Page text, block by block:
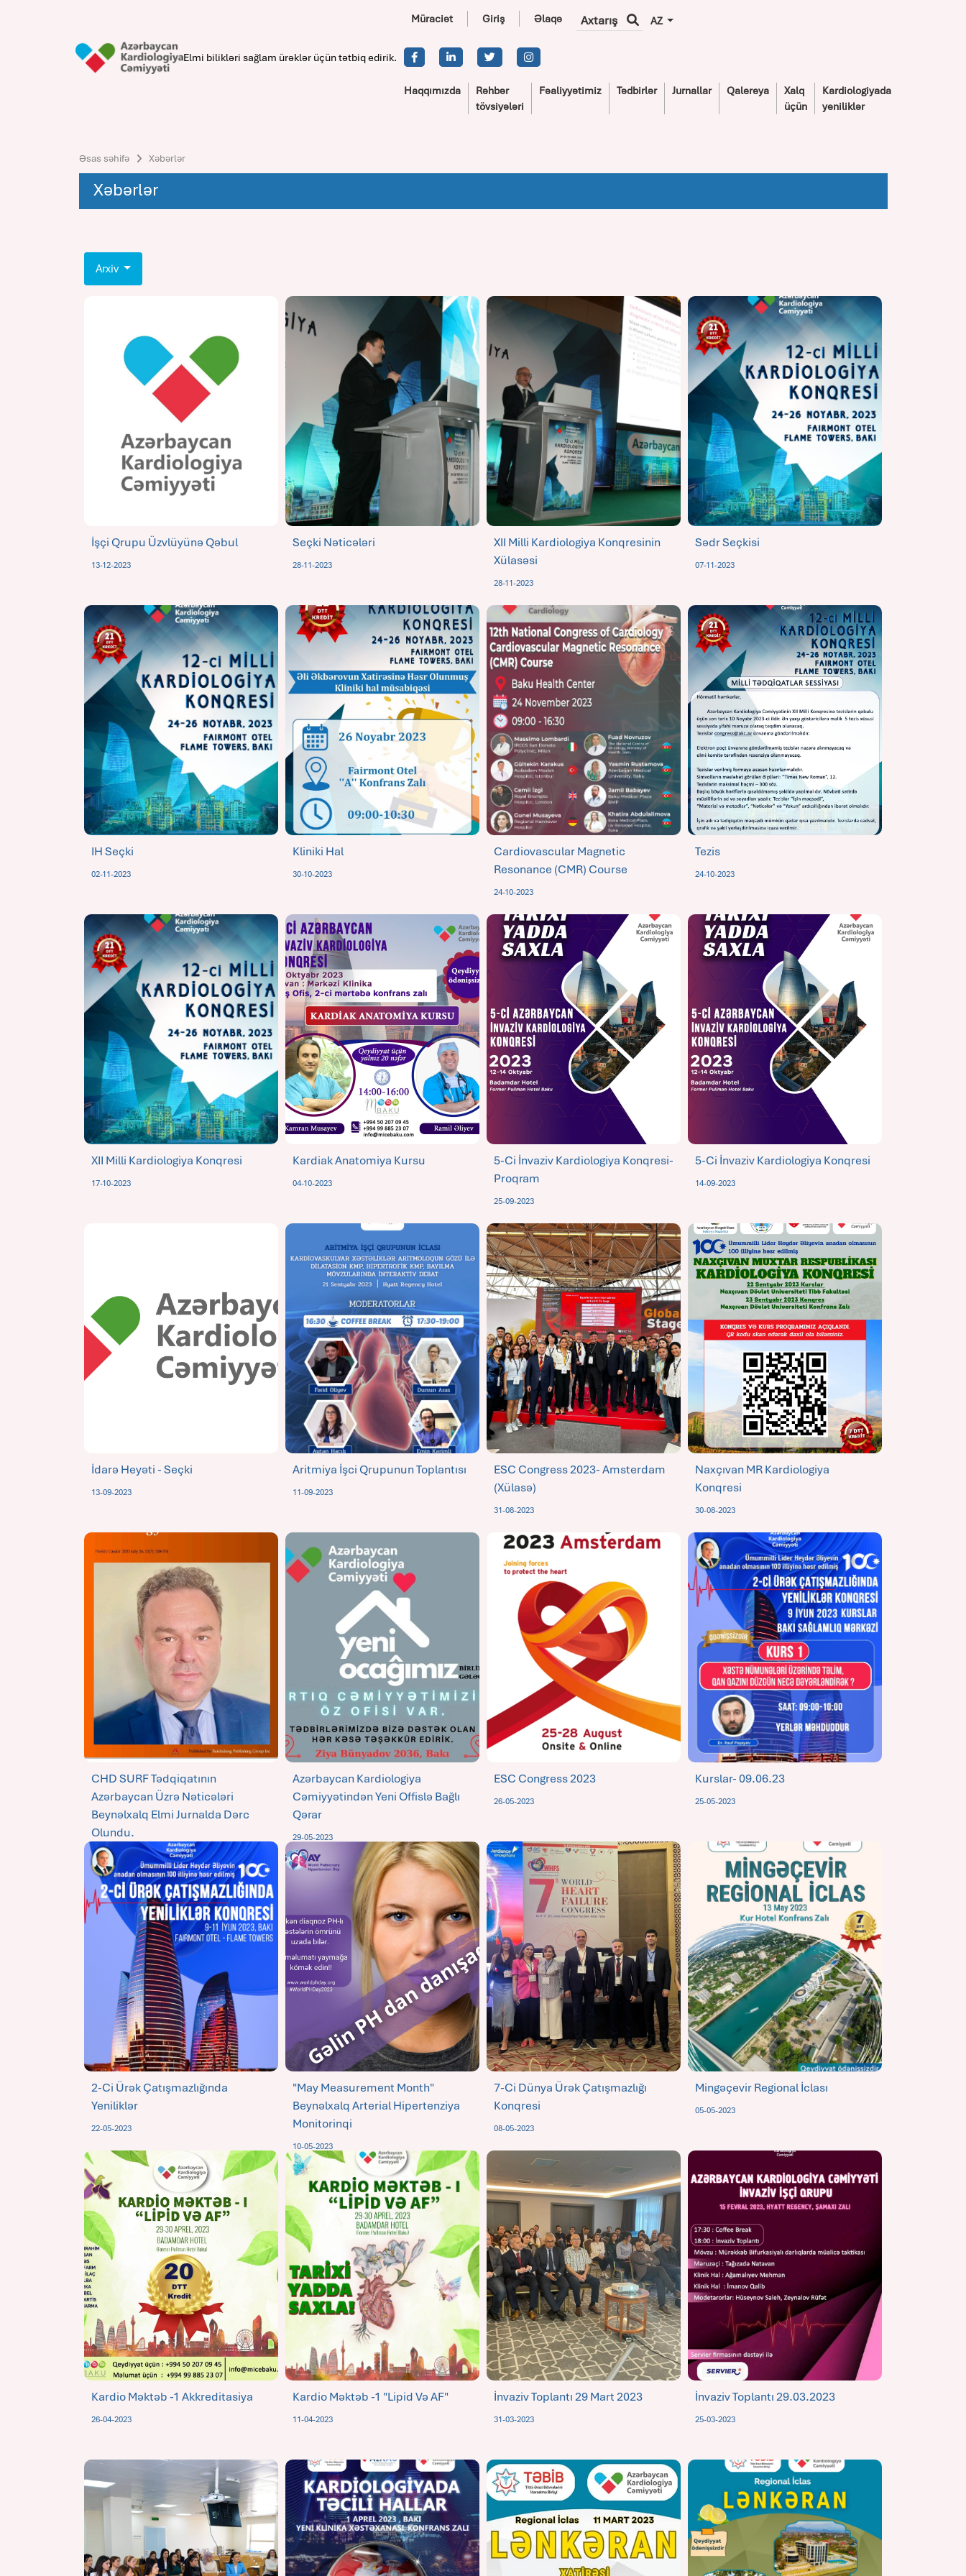
Elmi bilikləri sağlam ürəklər üçün tətbiq edirik.
Müraciət Giriş Əlaqə Axtarış AZ
Haqqımızda
Rəhbər
tövsiyələri
Fəaliyyətimiz Tədbirlər Jurnallar Qalereya
Xalq
üçün
Kardiologiyada
yeniliklər
Əsas səhifə Xəbərlər
Xəbərlər
Arxiv
İşçi Qrupu Üzvlüyünə Qəbul
13-12-2023
Seçki Nəticələri
28-11-2023
XII Milli Kardiologiya Konqresinin
Xülasəsi
28-11-2023
Sədr Seçkisi
07-11-2023
IH Seçki
02-11-2023
Kliniki Hal
30-10-2023
Cardiovascular Magnetic
Resonance (CMR) Course
24-10-2023
Tezis
24-10-2023
XII Milli Kardiologiya Konqresi
17-10-2023
Kardiak Anatomiya Kursu
04-10-2023
5-Ci İnvaziv Kardiologiya Konqresi-
Proqram
25-09-2023
5-Ci İnvaziv Kardiologiya Konqresi
14-09-2023
İdarə Heyəti - Seçki
13-09-2023
Aritmiya İşci Qrupunun Toplantısı
11-09-2023
ESC Congress 2023- Amsterdam
(xülasə)
31-08-2023
Naxçıvan MR Kardiologiya
Konqresi
30-08-2023
CHD SURF Tədqiqatının
Azərbaycan Üzrə Nəticələri
Beynəlxalq Elmi Jurnalda Dərc
Olundu.
31-07-2023
Azərbaycan Kardiologiya
Cəmiyyətindən Yeni Offislə Bağlı
Qərar
29-05-2023
ESC Congress 2023
26-05-2023
Kurslar- 09.06.23
25-05-2023
2-Ci Ürək Çatışmazlığında
Yeniliklər
22-05-2023
"May Measurement Month"
Beynəlxalq Arterial Hipertenziya
Monitorinqi
10-05-2023
7-Ci Dünya Ürək Çatışmazlığı
Konqresi
08-05-2023
Mingəçevir Regional İclası
05-05-2023
Kardio Məktəb -1 Akkreditasiya
26-04-2023
Kardio Məktəb -1 "Lipid Və AF"
11-04-2023
İnvaziv Toplantı 29 Mart 2023
31-03-2023
İnvaziv Toplantı 29.03.2023
25-03-2023